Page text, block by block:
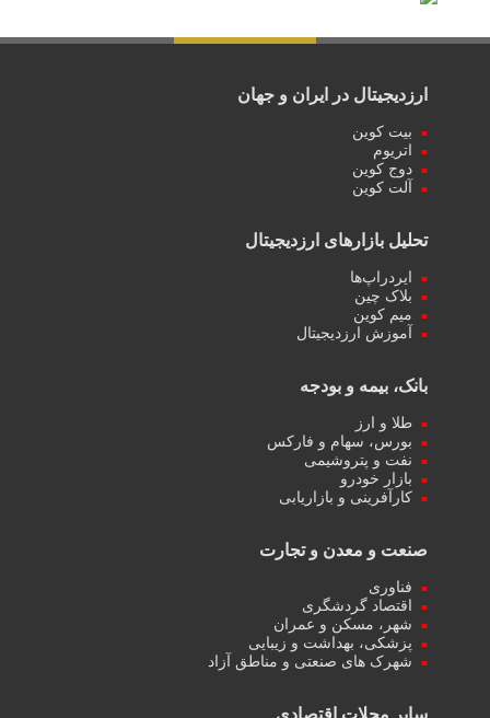
ارزدیجیتال در ایران و جهان
بیت کوین
اتریوم
دوج کوین
آلت کوین
تحلیل بازارهای ارزدیجیتال
ایردراپ‌ها
بلاک چین
میم کوین‌
آموزش ارزدیجیتال
بانک، بیمه و بودجه
طلا و ارز
بورس، سهام و فارکس
نفت و پتروشیمی
بازار خودرو
کارآفرینی و بازاریابی
صنعت و معدن و تجارت
فناوری
اقتصاد گردشگری
شهر، مسکن و عمران
پزشکی، بهداشت و زیبایی
شهرک های صنعتی و مناطق آزاد